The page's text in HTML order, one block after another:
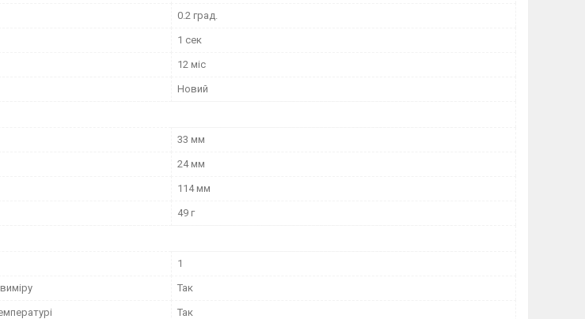
0.2 град.
1 сек
12 міс
Новий
33 мм
24 мм
114 мм
49 г
1
Так
Так